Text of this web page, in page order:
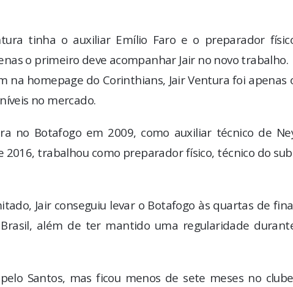
tinha o auxiliar Emílio Faro e o preparador
o primeiro deve acompanhar Jair no novo trabalho.
na homepage do Corinthians, Jair Ventura foi apenas
no mercado.
no Botafogo em 2009, como auxiliar técnico de
2016, trabalhou como preparador físico, técnico do
Jair conseguiu levar o Botafogo às quartas de
além de ter mantido uma regularidade
Santos, mas ficou menos de sete meses no